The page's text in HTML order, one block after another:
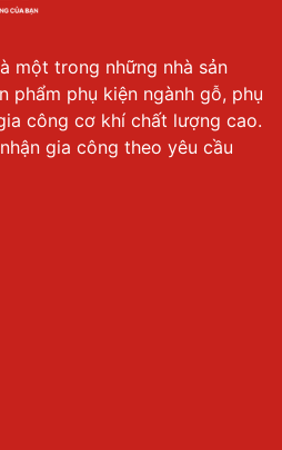
một trong những nhà sản
phẩm phụ kiện ngành gỗ, phụ
công cơ khí chất lượng cao.
gia công theo yêu cầu